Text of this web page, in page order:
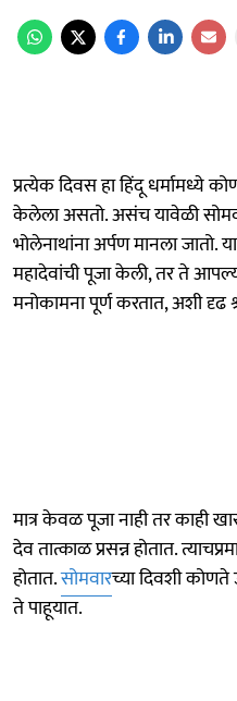
प्रत्येक दिवस हा हिंदू धर्मामध्ये
केलेला असतो. असंच यावेळी
भोलेनाथांना अर्पण मानला जातो.
महादेवांची पूजा केली, तर ते
मनोकामना पूर्ण करतात, अशी दृढ
मात्र केवळ पूजा नाही तर काही
देव तात्काळ प्रसन्न होतात.
होतात.सोमवारच्या दिवशी
ते पाहूयात.